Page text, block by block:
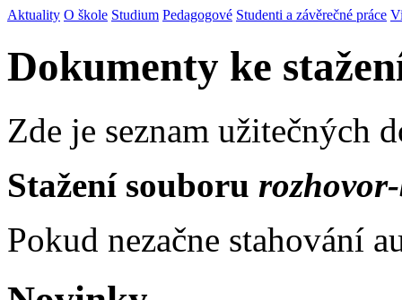
Aktuality O škole Studium Pedagogové Studenti a závěrečné práce
Dokumenty ke
Zde je seznam užitečných
Stažení souboru
Pokud nezačne stahování